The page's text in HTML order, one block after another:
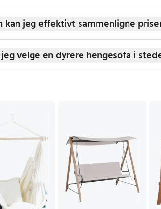
kan jeg effektivt sammenligne
velge en dyrere hengesofa i